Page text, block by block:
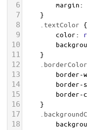
6 margin:
7 }
8 .textColor {
9 color:
10
11 }
12 .borderColor
13 border-
14 border-
15 border-
16 }
17
18